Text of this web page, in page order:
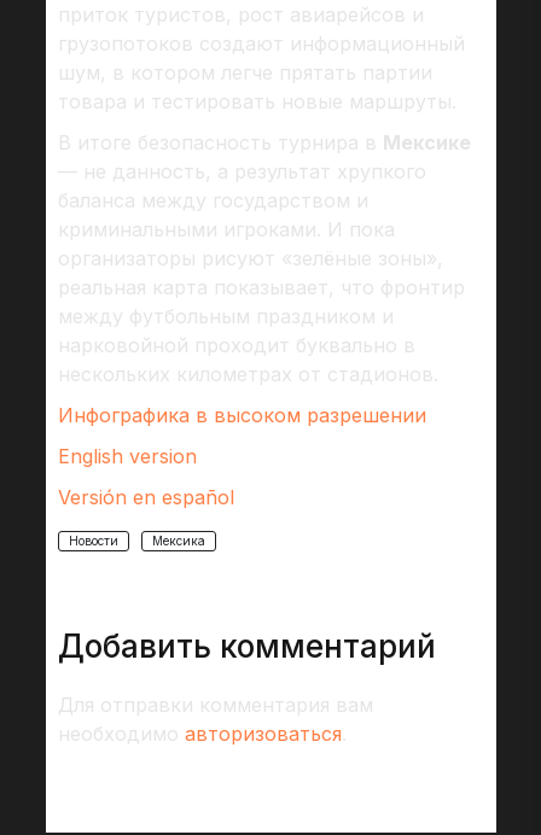
приток туристов, рост авиарейсов и
грузопотоков создают информационный
шум, в котором легче прятать партии
товара и тестировать новые маршруты.
В итоге безопасность турнира в Мексике
— не данность, а результат хрупкого
баланса между государством и
криминальными игроками. И пока
организаторы рисуют «зелёные зоны»,
реальная карта показывает, что фронтир
между футбольным праздником и
нарковойной проходит буквально в
нескольких километрах от стадионов.
Инфографика в высоком разрешении
English version
Versión en español
Новости Мексика
Добавить комментарий
Для отправки комментария вам
необходимо авторизоваться.